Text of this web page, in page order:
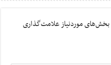
بخش‌های موردنیاز علامت‌گذاری